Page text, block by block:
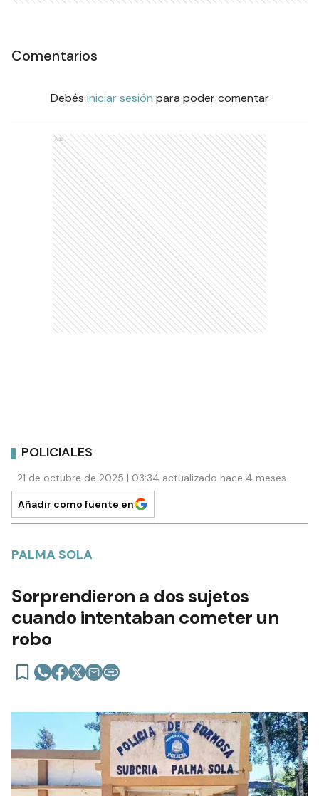
Comentarios
Debés iniciar sesión para poder comentar
Ads
POLICIALES
21 de octubre de 2025 | 03:34 actualizado hace 4 meses
Añadir como fuente en
PALMA SOLA
Sorprendieron a dos sujetos
cuando intentaban cometer un
robo